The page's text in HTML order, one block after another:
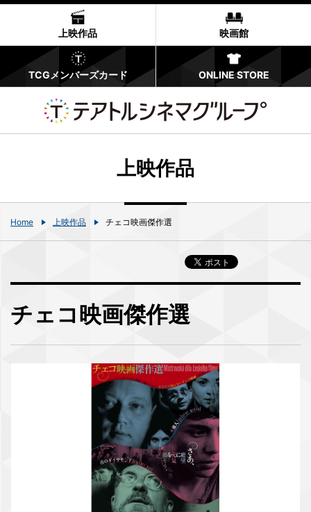
上映作品 映画館
TCGメンバーズカード ONLINE STORE
上映作品
Home 上映作品 チェコ映画傑作選
チェコ映画傑作選